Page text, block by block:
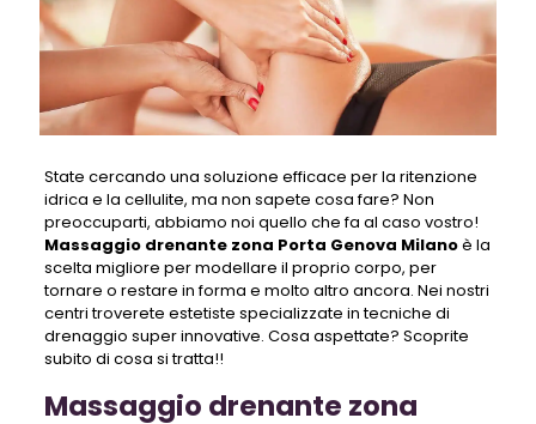
State cercando una soluzione efficace per la ritenzione
idrica e la cellulite, ma non sapete cosa fare? Non
preoccuparti, abbiamo noi quello che fa al caso vostro!
Massaggio drenante zona Porta Genova Milanoè la
scelta migliore per modellare il proprio corpo, per
tornare o restare in forma e molto altro ancora. Nei nostri
centri troverete estetiste specializzate in tecniche di
drenaggio super innovative. Cosa aspettate? Scoprite
subito di cosa si tratta!!
Massaggio drenante zona